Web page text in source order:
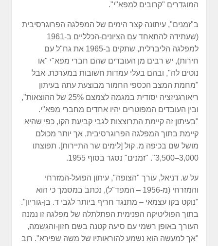
המוגדרים "קרובים למפא"י".
ב"זמנים", עיתונה קצר הימים של המפלגה הפרוגרסיבית
(שעתידה להתאחד עם הציונים-הכלליים ב-1961
למפלגה הליברלית, שתקים ב-1965 את גח"ל עם
חירות), יש רבים מן העובדים שהם חברי מפא"י "או
נוטים לה", ובהם בעלי עמדות חשובות במערכת. אבל
"מחמת המצב הכספי החמור מבוצעת עתה בעיתון
ריאורגניזציה יסודית במגמה לצמצם 25% של ההוצאות",
ובין העובדים המפוטרים יהיו אחדים מחברי מפא"י.
"בעיתון זה קיימת התרוצצות לגבי קביעת הקו, כפי שהיא
קיימת בתוך המפלגה הפרוגרסיבית, אך יותר מכולם
מושל שם בכיפה מ. קול [לימים שר התיירות]. תפוצתו
3,000–3,500". "זמנים" נסגר בסוף 1955.
על ש. דניאל, עורך "הצופה", עיתון הפועל-המזרחי
והמזרחי (מ-1956 – המפד"ל), נכתב במסמך כי הוא
"נוקט בקו עצמאי – מתנגד חריף ביותר לגבי ד. בן-גוריון".
בתוך הפוליטיקה הפנימית הפתלתלה של מפלגה זו נמנה
העורך באופן רשמי עם סיעה קטנה בשם חזון-והגשמה,
"אך למעשה הוא נשמע להוראותיו של משה שפירא". רוב